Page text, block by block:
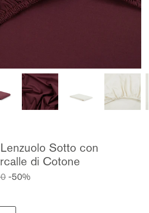
Sotto con
di Cotone
-50%